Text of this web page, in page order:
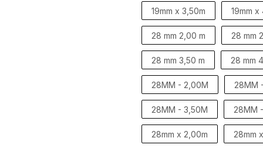
19mm x 3,50m 19mm
28 mm 2,00 m 28 mm
28 mm 3,50 m 28 mm
28MM - 2,00M 28MM
28MM - 3,50M 28MM
28mm x 2,00m 28mm